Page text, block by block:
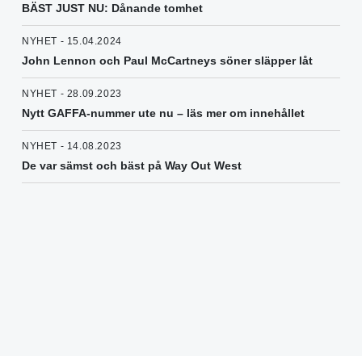
BÄST JUST NU: Dånande tomhet
NYHET - 15.04.2024
John Lennon och Paul McCartneys söner släpper låt
NYHET - 28.09.2023
Nytt GAFFA-nummer ute nu – läs mer om innehållet
NYHET - 14.08.2023
De var sämst och bäst på Way Out West